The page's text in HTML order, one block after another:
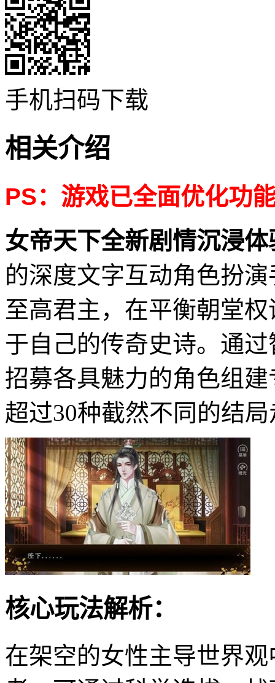
手机扫码下载
相关介绍
PS：游戏已全面优化功
女帝天下全新剧情沉浸体
的深度文字互动角色扮
至高君主，在平衡朝堂
于自己的传奇史诗。通
招募各具魅力的角色组
超过30种截然不同的结
核心玩法解析：
在架空的女性主导世界